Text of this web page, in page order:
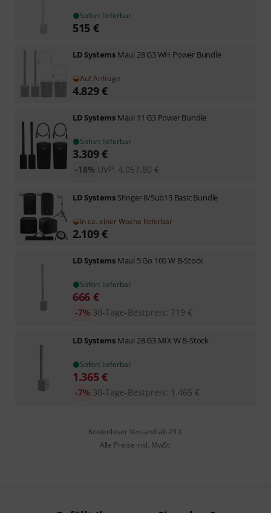
Sofort lieferbar
515 €
LD Systems Maui 28 G3 WH Power Bundle
Auf Anfrage
4.829€
LD Systems Maui 11 G3 Power Bundle
Sofort lieferbar
3.309€
UVP: 4.057,80 €
-18%
LD Systems Stinger 8/Sub15 Basic Bundle
In ca. einer Woche lieferbar
2.109€
LD Systems Maui 5 Go 100 W B-Stock
Sofort lieferbar
666 €
30-Tage-Bestpreis: 719 €
-7%
LD Systems Maui 28 G3 MIX W B-Stock
Sofort lieferbar
1.365€
30-Tage-Bestpreis: 1.465 €
-7%
Kostenloser Versand ab 29 €
Alle Preise inkl. MwSt.